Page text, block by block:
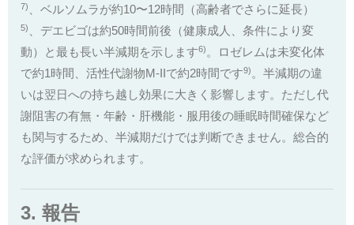
7) 、ベルソムラが約10〜12時間（高齢者でさらに延長）
5)
、デエビゴは約50時間前後（健康成人、条件により変
動）と最も長い半減期を示します6) 。ロゼレムは未変化体
で約1時間、活性代謝物M-IIで約2時間です9) 。半減期の違
いは翌日への持ち越し効果に大きく影響します。ただし代
謝阻害の有無・年齢・肝機能・服用後の睡眠時間確保など
も関与するため、半減期だけでは判断できません。総合的
な評価が求められます。
3. 報告